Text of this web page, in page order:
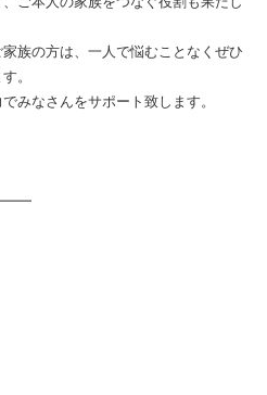
族の方は、一人で悩むことなくぜひ
。
みなさんをサポート致します。